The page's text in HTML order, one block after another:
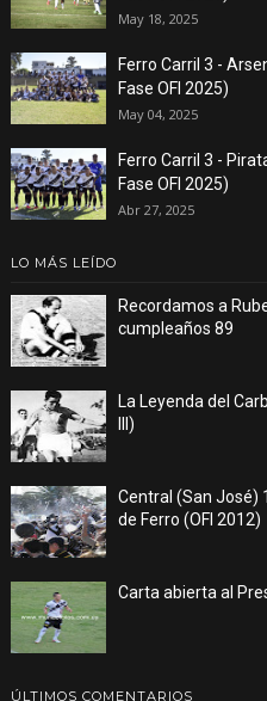
May 18, 2025
Ferro Carril 3 -
Fase OFI 2025)
May 04, 2025
Ferro Carril 3 -
Fase OFI 2025)
Abr 27, 2025
LO MÁS LEÍDO
Recordamos a
cumpleaños 89
La Leyenda del
III)
Central (San José)
de Ferro (OFI 2012)
Carta abierta al
ÚLTIMOS COMENTARIOS